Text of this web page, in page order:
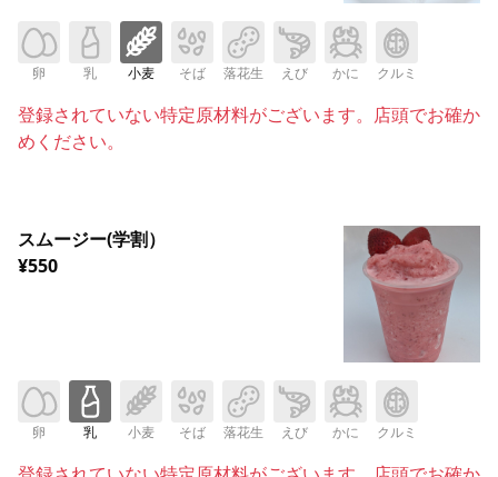
卵 乳 小麦 そば 落花生 えび かに クルミ
登録されていない特定原材料がございます。店頭でお確か
めください。
スムージー(学割）
¥550
卵 乳 小麦 そば 落花生 えび かに クルミ